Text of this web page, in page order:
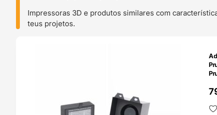
Impressoras 3D e produtos similares com
teus projetos.